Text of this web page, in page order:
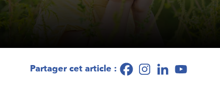
Partager cet article :